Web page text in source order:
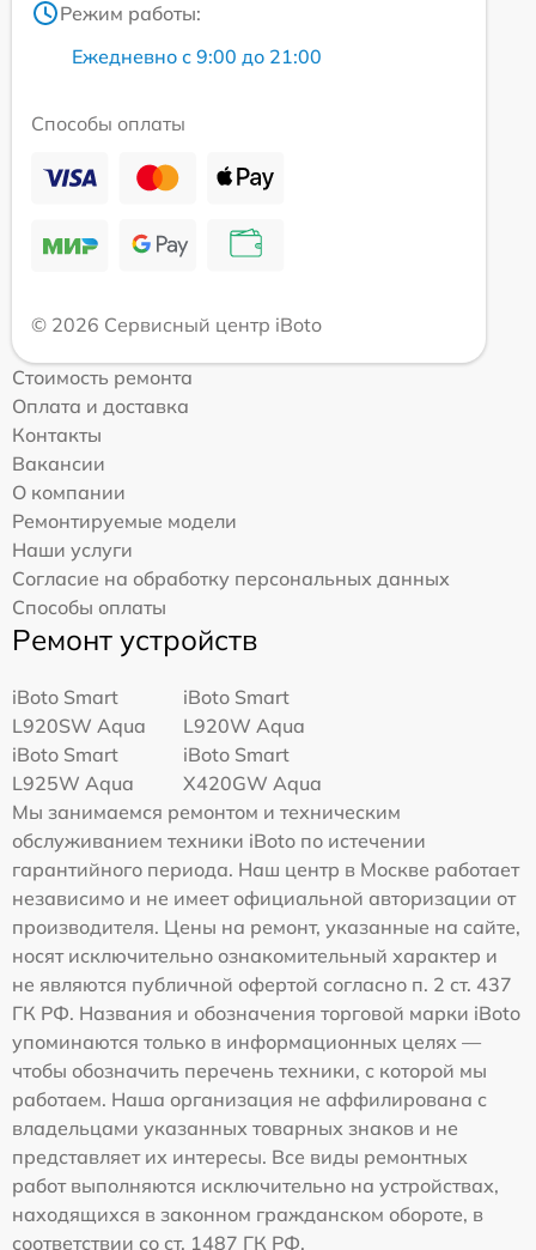
Режим работы:
Ежедневно с 9:00 до 21:00
Способы оплаты
© 2026 Сервисный центр iBoto
Стоимость ремонта
Оплата и доставка
Контакты
Вакансии
О компании
Ремонтируемые модели
Наши услуги
Согласие на обработку персональных данных
Способы оплаты
Ремонт устройств
iBoto Smart
L920SW Aqua
iBoto Smart
L920W Aqua
iBoto Smart
L925W Aqua
iBoto Smart
Х420GW Aqua
Мы занимаемся ремонтом и техническим
обслуживанием техники iBoto по истечении
гарантийного периода. Наш центр в Москве работает
независимо и не имеет официальной авторизации от
производителя. Цены на ремонт, указанные на сайте,
носят исключительно ознакомительный характер и
не являются публичной офертой согласно п. 2 ст. 437
ГК РФ. Названия и обозначения торговой марки iBoto
упоминаются только в информационных целях —
чтобы обозначить перечень техники, с которой мы
работаем. Наша организация не аффилирована с
владельцами указанных товарных знаков и не
представляет их интересы. Все виды ремонтных
работ выполняются исключительно на устройствах,
находящихся в законном гражданском обороте, в
соответствии со ст. 1487 ГК РФ.